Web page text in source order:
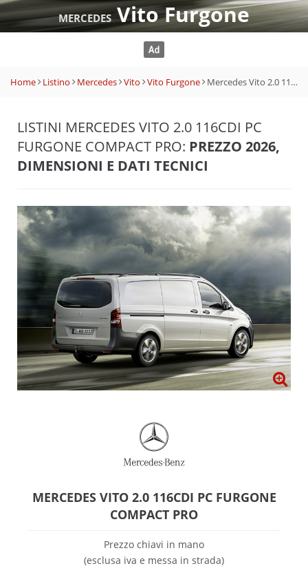
MERCEDESVito Furgone
Home Listino Mercedes Vito Vito Furgone Mercedes Vito 2.0 116CDI PC Furgone Compact PRO
LISTINI MERCEDES VITO 2.0 116CDI PC
FURGONE COMPACT PRO: PREZZO 2026,
DIMENSIONI E DATI TECNICI
MERCEDES VITO 2.0 116CDI PC FURGONE
COMPACT PRO
Prezzo chiavi in mano
(esclusa iva e messa in strada)